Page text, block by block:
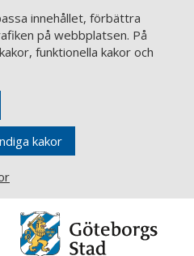
innehållet, förbättra
på webbplatsen. På
funktionella kakor och
kakor